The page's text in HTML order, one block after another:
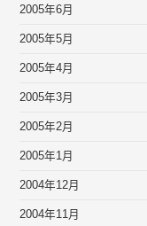
2005年6月
2005年5月
2005年4月
2005年3月
2005年2月
2005年1月
2004年12月
2004年11月